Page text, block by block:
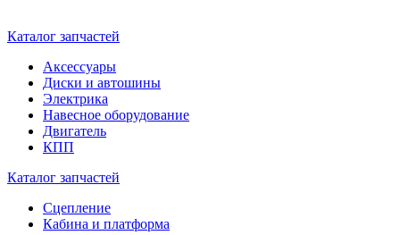
Каталог запчастей
Аксессуары
Диски и автошины
Электрика
Навесное оборудование
Двигатель
КПП
Каталог запчастей
Сцепление
Кабина и платформа